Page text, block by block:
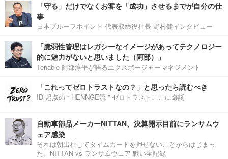
「守る」だけでなくお客を「成功」させるまでが自分の仕
事
日本プルーフポイント 代表取締役社長 野村健インタビュー
「脆弱性管理はレガシーなイメージがあってテクノロジー
的に魅力がないと思いました（阿部）」
Tenable 阿部淳平が語るエクスポージャーマネジメント
「これってゼロトラストなの？」と思ったら読むべき
ID 起点の “ HENNGE流 ” ゼロトラストここに爆誕
自動車部品メーカーNITTAN、決算開示目前にランサムウ
ェア感染
それは朝出社してタイムカードを押せないことからはじまっ
た。NITTAN vs ランサムウェア 戦い全記録